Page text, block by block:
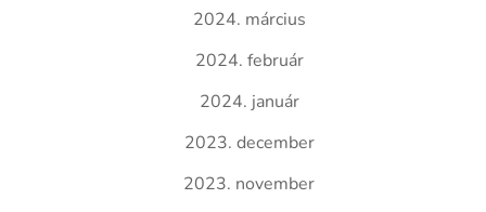
2024. március
2024. február
2024. január
2023. december
2023. november